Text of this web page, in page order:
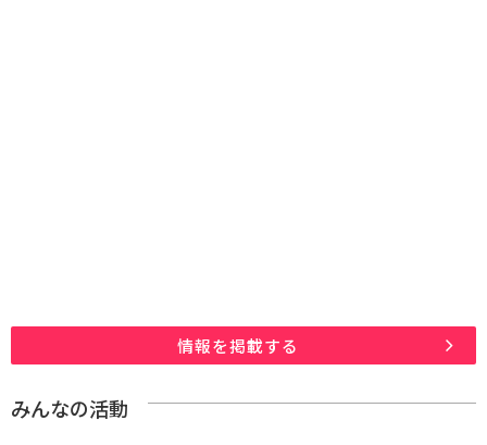
情報を掲載する
みんなの活動